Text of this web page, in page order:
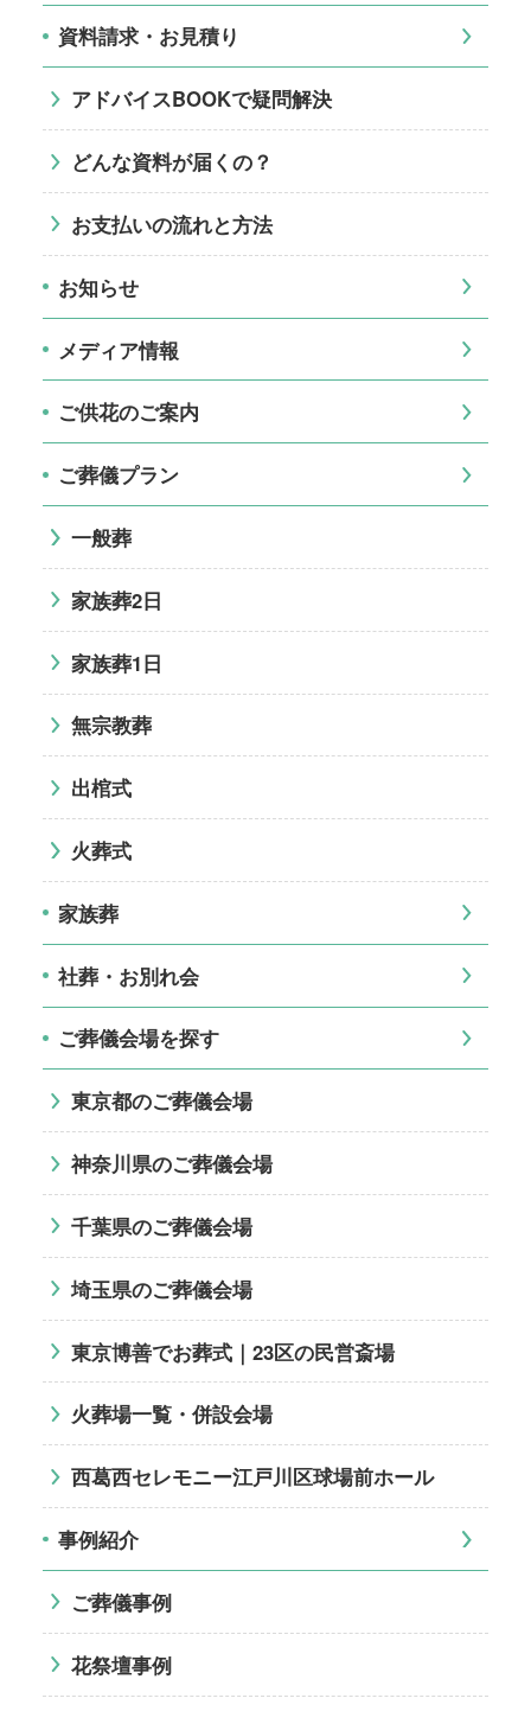
資料請求・お見積り
アドバイスBOOKで疑問解決
どんな資料が届くの？
お支払いの流れと方法
お知らせ
メディア情報
ご供花のご案内
ご葬儀プラン
一般葬
家族葬2日
家族葬1日
無宗教葬
出棺式
火葬式
家族葬
社葬・お別れ会
ご葬儀会場を探す
東京都のご葬儀会場
神奈川県のご葬儀会場
千葉県のご葬儀会場
埼玉県のご葬儀会場
東京博善でお葬式｜23区の民営斎場
火葬場一覧・併設会場
西葛西セレモニー江戸川区球場前ホール
事例紹介
ご葬儀事例
花祭壇事例